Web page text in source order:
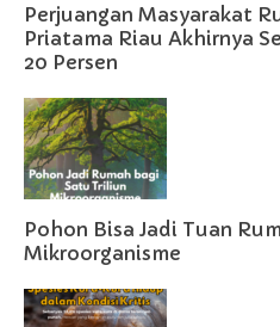
Perjuangan Masyarakat
Priatama Riau Akhirnya
20 Persen
Pohon Bisa Jadi Tuan
Mikroorganisme